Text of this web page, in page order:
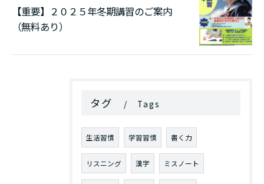
【重要】２０２５年冬期講習のご案内
（無料あり）
タグ Tags
生活習慣 学習習慣 書く力
リスニング 漢字 ミスノート